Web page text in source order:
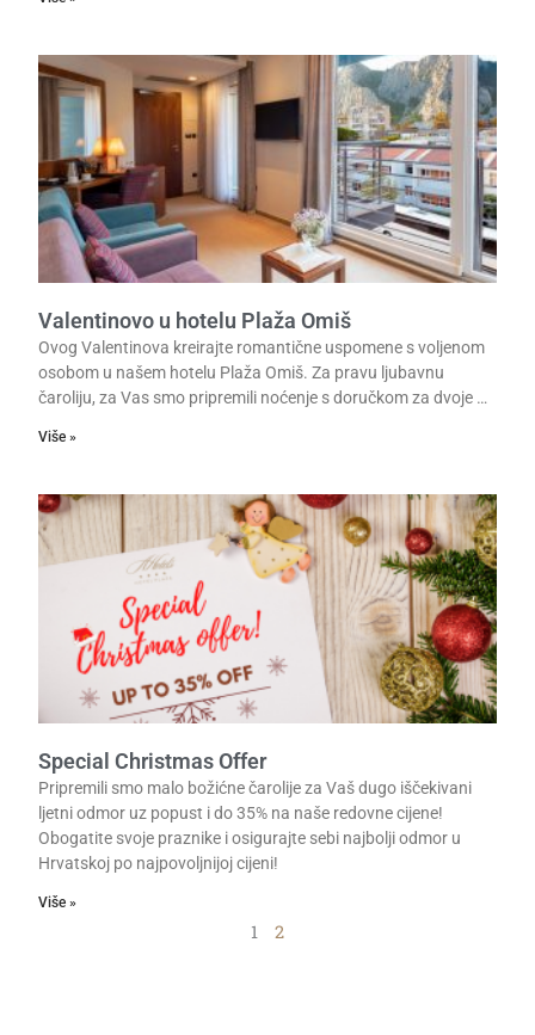
Valentinovo u hotelu Plaža Omiš
Ovog Valentinova kreirajte romantične uspomene s voljenom
osobom u našem hotelu Plaža Omiš. Za pravu ljubavnu
čaroliju, za Vas smo pripremili noćenje s doručkom za dvoje …
Više »
Special Christmas Offer
Pripremili smo malo božićne čarolije za Vaš dugo iščekivani
ljetni odmor uz popust i do 35% na naše redovne cijene!
Obogatite svoje praznike i osigurajte sebi najbolji odmor u
Hrvatskoj po najpovoljnijoj cijeni!
Više »
1 2